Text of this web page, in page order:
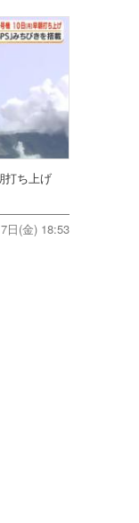
打ち上げ
日(金) 18:53